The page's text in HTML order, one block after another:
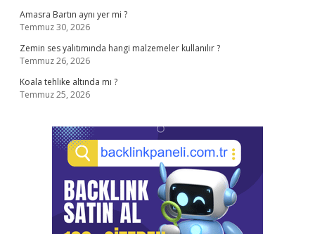
Amasra Bartın aynı yer mi ?
Temmuz 30, 2026
Zemin ses yalıtımında hangi malzemeler kullanılır ?
Temmuz 26, 2026
Koala tehlike altında mı ?
Temmuz 25, 2026